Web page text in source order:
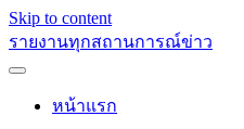
Skip to content
รายงานทุกสถานการณ์ข่าว
หน้าแรก